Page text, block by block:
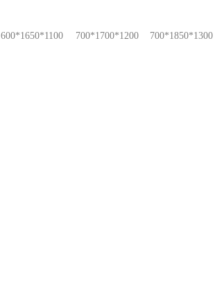
600*1650*1100 700*1700*1200 700*1850*1300